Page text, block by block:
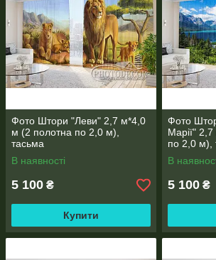
освітлення у Вашому
* При широкоформатному друку
±2 см
Фото Штори "Леви" 2,7 м*4,0
м (2 полотна по 2,0 м),
тасьма
В наявності
5 100 ₴
Купити
Фото
Марії"
по 2,0 м),
В
5 100 ₴